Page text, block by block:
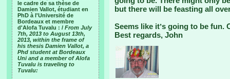
le cadre de sa thèse de
Damien Vallot, étudiant en
PhD à l'Université de
Bordeaux et membre
d'Alofa Tuvalu : / From July
7th, 2013 to August 13th,
2013, within the frame of
his thesis Damien Vallot, a
Phd student at Bordeaux
Uni and a member of Alofa
Tuvalu is traveling to
Tuvalu:
but there will be feasting all
Seems like itʼs going to be fun.
Best regards, John